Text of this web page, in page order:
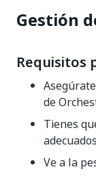
Gestión
Requisitos
de
Tienes
Ve a la